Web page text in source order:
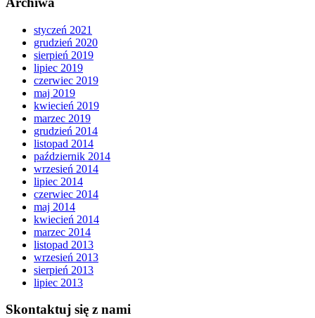
styczeń 2021
grudzień 2020
sierpień 2019
lipiec 2019
czerwiec 2019
maj 2019
kwiecień 2019
marzec 2019
grudzień 2014
listopad 2014
październik 2014
wrzesień 2014
lipiec 2014
czerwiec 2014
maj 2014
kwiecień 2014
marzec 2014
listopad 2013
wrzesień 2013
sierpień 2013
lipiec 2013
Skontaktuj się z nami